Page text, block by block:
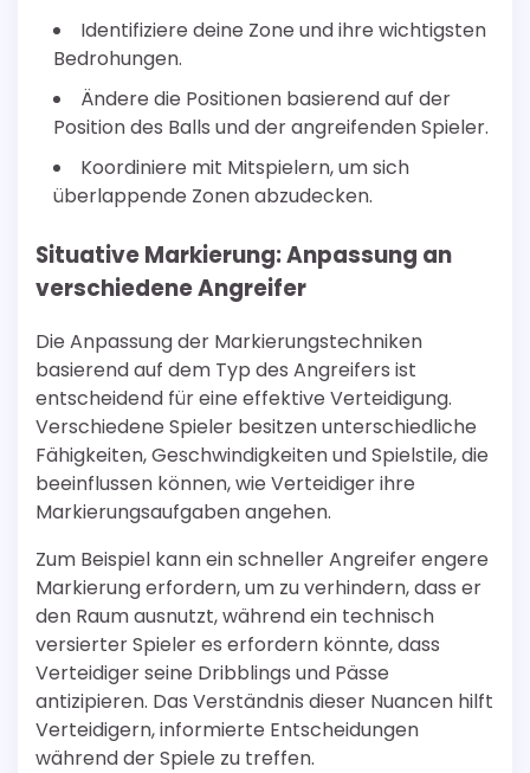
Identifiziere deine Zone und ihre wichtigsten
Bedrohungen.
Ändere die Positionen basierend auf der
Position des Balls und der angreifenden Spieler.
Koordiniere mit Mitspielern, um sich
überlappende Zonen abzudecken.
Situative Markierung: Anpassung an
verschiedene Angreifer
Die Anpassung der Markierungstechniken
basierend auf dem Typ des Angreifers ist
entscheidend für eine effektive Verteidigung.
Verschiedene Spieler besitzen unterschiedliche
Fähigkeiten, Geschwindigkeiten und Spielstile, die
beeinflussen können, wie Verteidiger ihre
Markierungsaufgaben angehen.
Zum Beispiel kann ein schneller Angreifer engere
Markierung erfordern, um zu verhindern, dass er
den Raum ausnutzt, während ein technisch
versierter Spieler es erfordern könnte, dass
Verteidiger seine Dribblings und Pässe
antizipieren. Das Verständnis dieser Nuancen hilft
Verteidigern, informierte Entscheidungen
während der Spiele zu treffen.